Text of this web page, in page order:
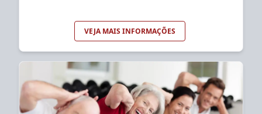
VEJA MAIS INFORMAÇÕES